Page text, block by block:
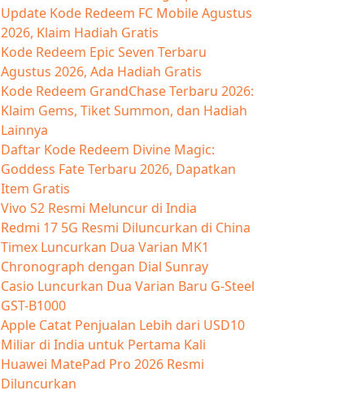
Update Kode Redeem FC Mobile Agustus
2026, Klaim Hadiah Gratis
Kode Redeem Epic Seven Terbaru
Agustus 2026, Ada Hadiah Gratis
Kode Redeem GrandChase Terbaru 2026:
Klaim Gems, Tiket Summon, dan Hadiah
Lainnya
Daftar Kode Redeem Divine Magic:
Goddess Fate Terbaru 2026, Dapatkan
Item Gratis
Vivo S2 Resmi Meluncur di India
Redmi 17 5G Resmi Diluncurkan di China
Timex Luncurkan Dua Varian MK1
Chronograph dengan Dial Sunray
Casio Luncurkan Dua Varian Baru G-Steel
GST-B1000
Apple Catat Penjualan Lebih dari USD10
Miliar di India untuk Pertama Kali
Huawei MatePad Pro 2026 Resmi
Diluncurkan